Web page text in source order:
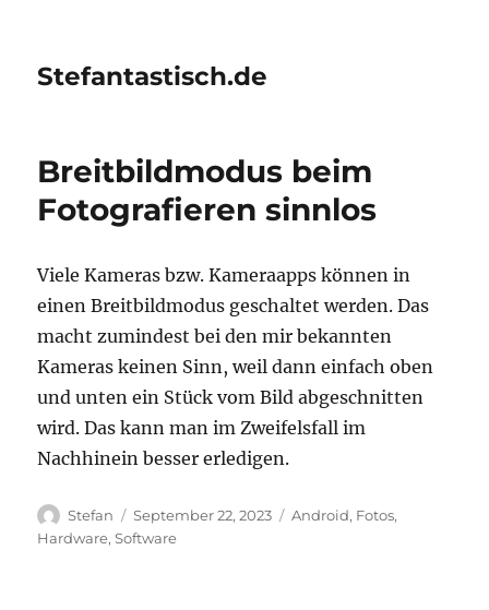
Stefantastisch.de
Breitbildmodus beim
Fotografieren sinnlos
Viele Kameras bzw. Kameraapps können in
einen Breitbildmodus geschaltet werden. Das
macht zumindest bei den mir bekannten
Kameras keinen Sinn, weil dann einfach oben
und unten ein Stück vom Bild abgeschnitten
wird. Das kann man im Zweifelsfall im
Nachhinein besser erledigen.
Autor
Stefan
Veröffentlicht
am
September 22, 2023 Kategorien
Android, Fotos,
Hardware,Software